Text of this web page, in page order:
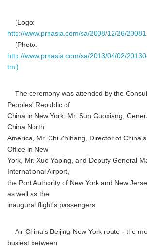
(Logo:
http://www.prnasia.com/sa/2008/12/26/
(Photo:
http://www.prnasia.com/sa/2013/04/02/
tml)
The ceremony was attended by the
Peoples' Republic of
China in New York, Mr. Sun Guoxiang,
China North
America, Mr. Chi Zhihang, Director of
Office in New
York, Mr. Xue Yaping, and Deputy General
International Airport,
the Port Authority of New York and New
as well as the
inaugural flight's passengers.
Air China's Beijing-New York route - the
busiest between